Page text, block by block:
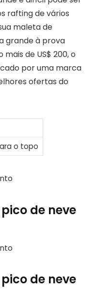
rafting de vários
maleta de
grande à prova
de US$ 200, o
por uma marca
ofertas do
o topo
de neve
de neve